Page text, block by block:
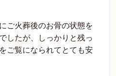
ご火葬後のお骨の状態を
したが、しっかりと残っ
ご覧になられてとても安